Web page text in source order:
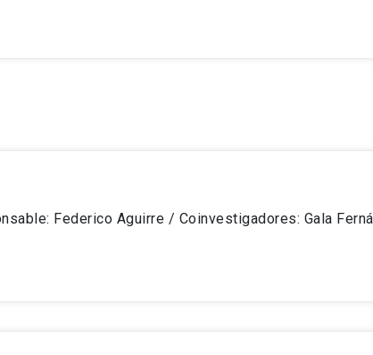
Federico Aguirre / Coinvestigadores: Gala